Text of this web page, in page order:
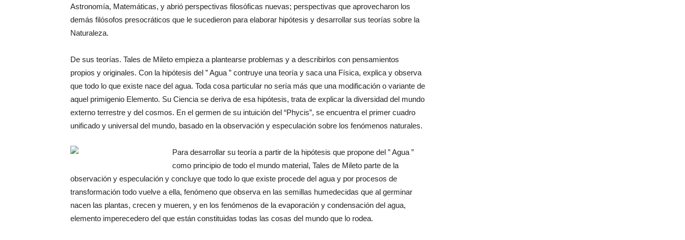
Astronomía, Matemáticas, y abrió perspectivas filosóficas nuevas; perspectivas que aprovecharon los
demás filósofos presocráticos que le sucedieron para elaborar hipótesis y desarrollar sus teorías sobre la
Naturaleza.
De sus teorías. Tales de Mileto empieza a plantearse problemas y a describirlos con pensamientos
propios y originales. Con la hipótesis del ” Agua ” contruye una teoría y saca una Física, explica y observa
que todo lo que existe nace del agua. Toda cosa particular no sería más que una modificación o variante de
aquel primigenio Elemento. Su Ciencia se deriva de esa hipótesis, trata de explicar la diversidad del mundo
externo terrestre y del cosmos. En el germen de su intuición del “Phycis”, se encuentra el primer cuadro
unificado y universal del mundo, basado en la observación y especulación sobre los fenómenos naturales.
Para desarrollar su teoría a partir de la hipótesis que propone del ” Agua ”
como principio de todo el mundo material, Tales de Mileto parte de la
observación y especulación y concluye que todo lo que existe procede del agua y por procesos de
transformación todo vuelve a ella, fenómeno que observa en las semillas humedecidas que al germinar
nacen las plantas, crecen y mueren, y en los fenómenos de la evaporación y condensación del agua,
elemento imperecedero del que están constituidas todas las cosas del mundo que lo rodea.